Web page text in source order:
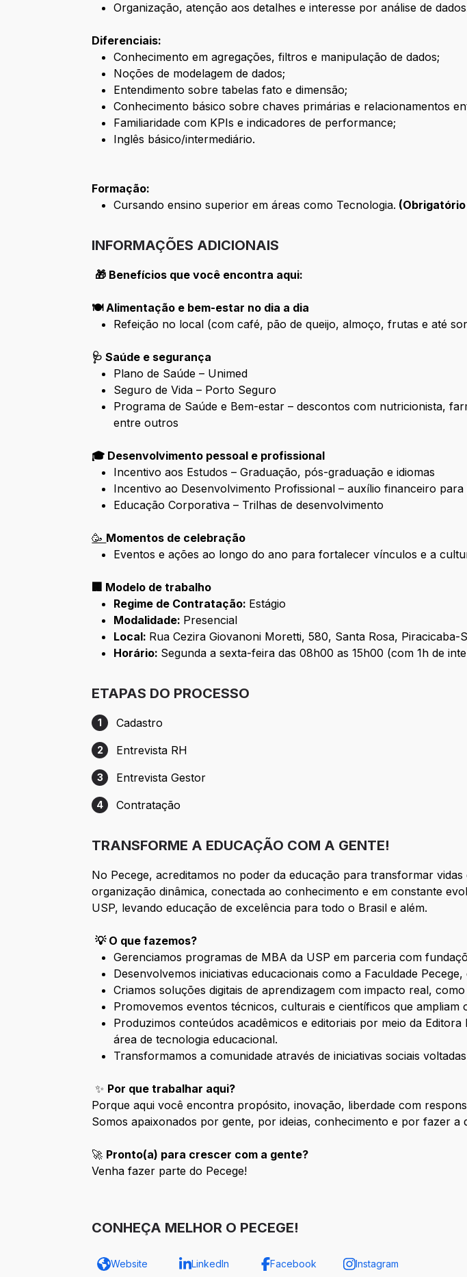
Organização, atenção aos detalhes e interesse por análise de
Diferenciais:
Conhecimento em agregações, filtros e manipulação de dados;
Noções de modelagem de dados;
Entendimento sobre tabelas fato e dimensão;
Conhecimento básico sobre chaves primárias e relacionamentos
Familiaridade com KPIs e indicadores de performance;
Inglês básico/intermediário.
Formação:
Cursando ensino superior em áreas como Tecnologia.
INFORMAÇÕES ADICIONAIS
🎁 Benefícios que você encontra aqui:
🍽️ Alimentação e bem-estar no dia a dia
Refeição no local (com café, pão de queijo, almoço, frutas e até
🩺 Saúde e segurança
Plano de Saúde – Unimed
Seguro de Vida – Porto Seguro
Programa de Saúde e Bem-estar – descontos com nutricionista,
entre outros
🎓 Desenvolvimento pessoal e profissional
Incentivo aos Estudos – Graduação, pós-graduação e idiomas
Incentivo ao Desenvolvimento Profissional – auxílio financeiro
Educação Corporativa – Trilhas de desenvolvimento
🥳 Momentos de celebração
Eventos e ações ao longo do ano para fortalecer vínculos e a
🏢 Modelo de trabalho
Regime de Contratação: Estágio
Modalidade: Presencial
Local: Rua Cezira Giovanoni Moretti, 580, Santa Rosa, Piracicaba-
Horário: Segunda a sexta-feira das 08h00 as 15h00 (com 1h de
ETAPAS DO PROCESSO
Etapa 1: Cadastro
1 Cadastro
Etapa 2: Entrevista RH
2 Entrevista RH
Etapa 3: Entrevista Gestor
3 Entrevista Gestor
Etapa 4: Contratação
4 Contratação
TRANSFORME A EDUCAÇÃO COM A GENTE!
No Pecege, acreditamos no poder da educação para transformar
organização dinâmica, conectada ao conhecimento e em constante
USP, levando educação de excelência para todo o Brasil e além.
💡 O que fazemos?
Gerenciamos programas de MBA da USP em parceria com
Desenvolvemos iniciativas educacionais como a Faculdade
Criamos soluções digitais de aprendizagem com impacto real,
Promovemos eventos técnicos, culturais e científicos que ampliam
Produzimos conteúdos acadêmicos e editoriais por meio da
área de tecnologia educacional.
Transformamos a comunidade através de iniciativas sociais
✨ Por que trabalhar aqui?
Porque aqui você encontra propósito, inovação, liberdade com
Somos apaixonados por gente, por ideias, conhecimento e por fazer a
🚀 Pronto(a) para crescer com a gente?
Venha fazer parte do Pecege!
CONHEÇA MELHOR O PECEGE!
Website LinkedIn Facebook Instagram